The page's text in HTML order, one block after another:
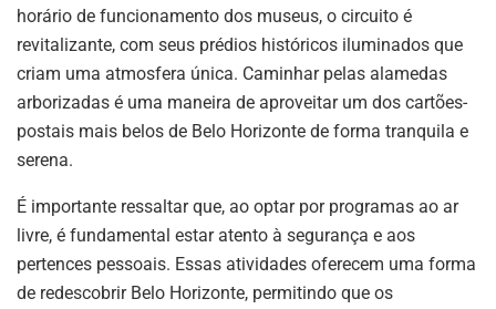
horário de funcionamento dos museus, o circuito é
revitalizante, com seus prédios históricos iluminados que
criam uma atmosfera única. Caminhar pelas alamedas
arborizadas é uma maneira de aproveitar um dos cartões-
postais mais belos de Belo Horizonte de forma tranquila e
serena.
É importante ressaltar que, ao optar por programas ao ar
livre, é fundamental estar atento à segurança e aos
pertences pessoais. Essas atividades oferecem uma forma
de redescobrir Belo Horizonte, permitindo que os